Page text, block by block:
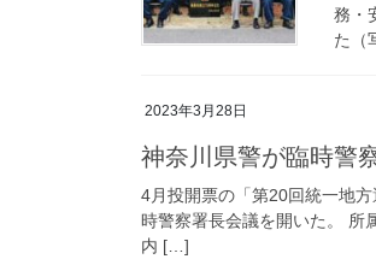
務・
た（
2023年3月28日
神奈川県警が臨時
4月投開票の「第20回統一地
時警察署長会議を開いた。 所
内 […]